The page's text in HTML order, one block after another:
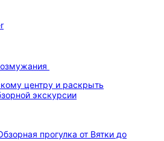
центру и раскрыть
экскурсии